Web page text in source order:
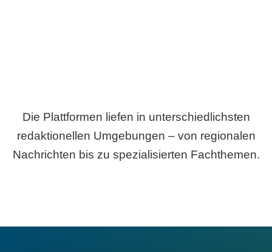
Die Plattformen liefen in unterschiedlichsten
redaktionellen Umgebungen – von regionalen
Nachrichten bis zu spezialisierten Fachthemen.